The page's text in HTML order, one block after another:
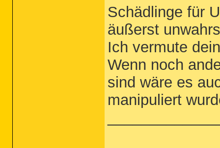
Schädlinge für
äußerst
Ich vermute
Wenn noch
sind wäre es
manipuliert